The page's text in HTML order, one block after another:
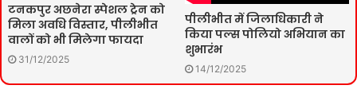
टनकपुर अछनेरा स्पेशल ट्रेन को
मिला अवधि विस्तार, पीलीभीत
वालों को भी मिलेगा फायदा
31/12/2025
पीलीभीत में जिलाधिकारी ने
किया पल्स पोलियो अभियान का
शुभारंभ
14/12/2025